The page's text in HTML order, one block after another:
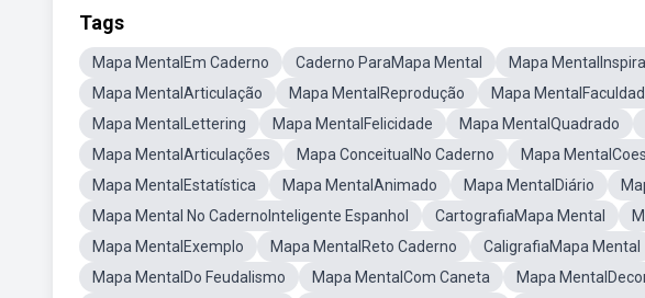
Tags
Mapa MentalEm Caderno Caderno ParaMapa Mental Mapa
Mapa MentalArticulação
Mapa MentalReprodução Mapa
Mapa MentalLettering
Mapa MentalFelicidade Mapa MentalQuadrado
Mapa MentalArticulações
Mapa ConceitualNo Caderno Mapa
Mapa MentalEstatística
Mapa MentalAnimado Mapa MentalDiário
Mapa Mental No CadernoInteligente Espanhol
CartografiaMapa Mental
Mapa MentalExemplo
Mapa MentalReto Caderno CaligrafiaMapa Mental
Mapa MentalDo Feudalismo
Mapa MentalCom Caneta Mapa